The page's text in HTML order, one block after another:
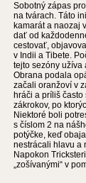
Sobotný zápas
na tvárach. Táto
kamarát a naozaj
dať od
cestovať,
v Indii a Tibete.
tejto sezóny užíva
Obrana podala
začali oranžoví v
hráči a príliš
zákrokov, po
Niektoré boli
s číslom 2 na
potýčke, keď
nestrácali hlavu a
Napokon
„zošívanými“ v